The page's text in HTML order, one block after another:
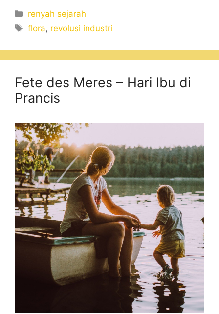
Categories
renyah sejarah
Tags
flora, revolusi industri
Fete des Meres – Hari Ibu di
Prancis